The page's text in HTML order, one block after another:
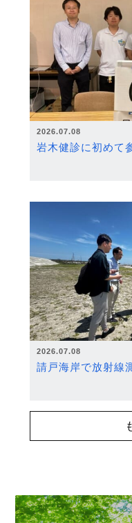
2026.07.08
岩木健診に初めて
2026.07.08
請戸海岸で放射線